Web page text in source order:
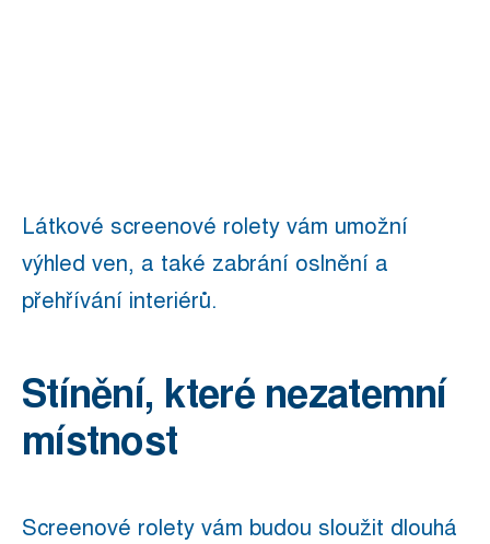
Látkové screenové rolety vám umožní
výhled ven, a také zabrání oslnění a
přehřívání interiérů.
Stínění, které nezatemní
místnost
Screenové rolety vám budou sloužit dlouhá